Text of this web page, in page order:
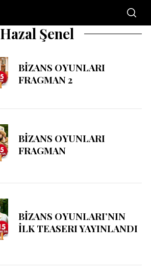
Hazal Şenel
BİZANS OYUNLARI
FRAGMAN 2
BİZANS OYUNLARI
FRAGMAN
BİZANS OYUNLARI’NIN
İLK TEASERI YAYINLANDI